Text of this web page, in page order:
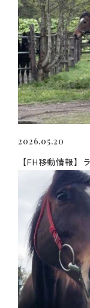
2026.05.20
【FH移動情報】